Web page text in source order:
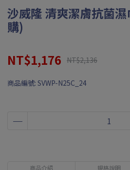
沙威隆 清爽潔膚抗菌
購)
NT$1,176 NT$2,136
商品編號: SVWP-N25C_24
商品介紹 規格說明